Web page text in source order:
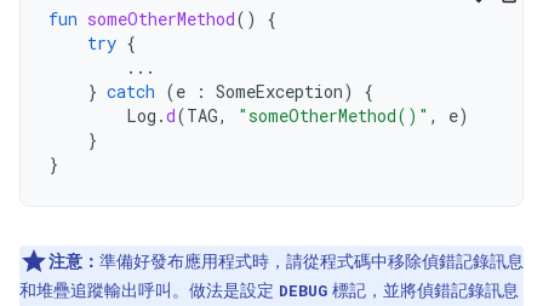
fun someOtherMethod()
{
try {
...
} catch (e : SomeException)
{
Log .d(TAG, "someOtherMethod()" , e)
}
}
注意： 準備好發布應用程式時，請從程式碼中移除偵錯記錄訊息
和堆疊追蹤輸出呼叫。做法是設定 DEBUG 標記，並將偵錯記錄訊息